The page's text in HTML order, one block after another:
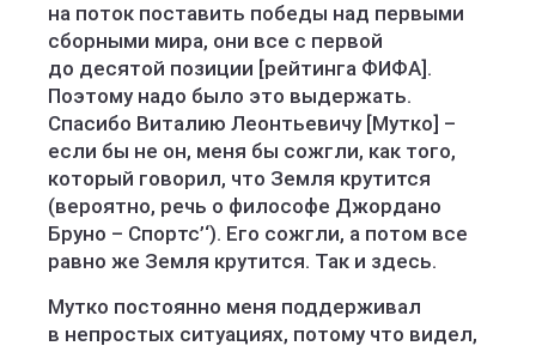
на поток поставить победы над первыми
сборными мира, они все с первой
до десятой позиции [рейтинга ФИФА].
Поэтому надо было это выдержать.
Спасибо Виталию Леонтьевичу [Мутко] –
если бы не он, меня бы сожгли, как того,
который говорил, что Земля крутится
(вероятно, речь о философе Джордано
Бруно – Спортс’‘). Его сожгли, а потом все
равно же Земля крутится. Так и здесь.
Мутко постоянно меня поддерживал
в непростых ситуациях, потому что видел,